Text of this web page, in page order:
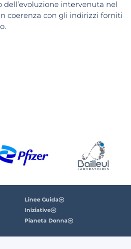
intervenuta nel
coerenza con gli indirizzi forniti
Linee Guida
Iniziative
Pianeta Donna